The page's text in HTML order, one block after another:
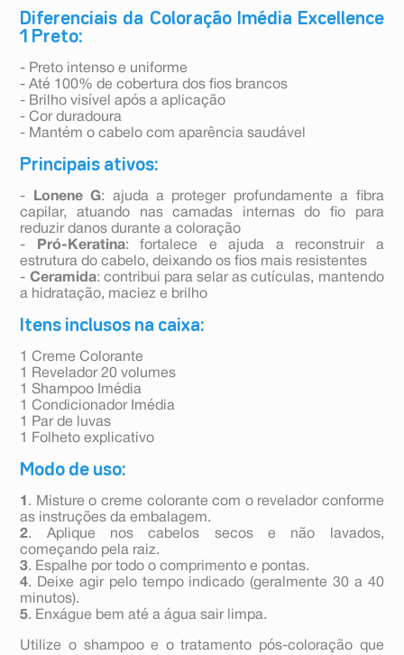
Diferenciais da Coloração Imédia Excellence
1 Preto:
- Preto intenso e uniforme
- Até 100% de cobertura dos fios brancos
- Brilho visível após a aplicação
- Cor duradoura
- Mantém o cabelo com aparência saudável
Principais ativos:
- Lonene G: ajuda a proteger profundamente a fibra
capilar, atuando nas camadas internas do fio para
reduzir danos durante a coloração
-
Pró-Keratina: fortalece e ajuda a reconstruir a
estrutura do cabelo, deixando os fios mais resistentes
- Ceramida: contribui para selar as cutículas, mantendo
a hidratação, maciez e brilho
Itens inclusos na caixa:
1 Creme Colorante
1 Revelador 20 volumes
1 Shampoo Imédia
1 Condicionador Imédia
1 Par de luvas
1 Folheto explicativo
Modo de uso:
1 . Misture o creme colorante com o revelador conforme
as instruções da embalagem.
2. Aplique nos cabelos secos e não lavados,
começando pela raiz.
3. Espalhe por todo o comprimento e pontas.
4. Deixe agir pelo tempo indicado (geralmente 30 a 40
minutos).
5. Enxágue bem até a água sair limpa.
Utilize o shampoo e o tratamento pós-coloração que